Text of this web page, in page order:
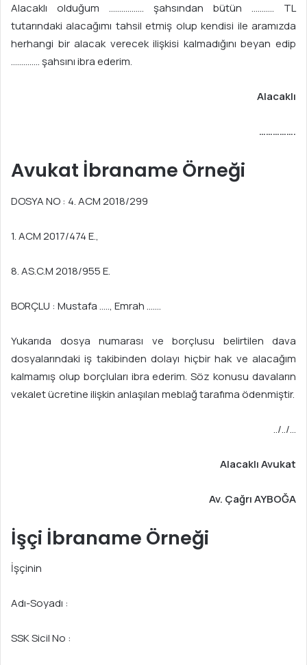
d
e
r
Alacaklı olduğum …………….. şahsından bütün ……….. TL
tutarındaki alacağımı tahsil etmiş olup kendisi ile aramızda
herhangi bir alacak verecek ilişkisi kalmadığını beyan edip
………….. şahsını ibra ederim.
Alacaklı
…………….
Avukat İbraname Örneği
DOSYA NO : 4. ACM 2018/299
1. ACM 2017/474 E.,
8. AS.C.M 2018/955 E.
BORÇLU : Mustafa ….., Emrah …….
Yukarıda dosya numarası ve borçlusu belirtilen dava
dosyalarındaki iş takibinden dolayı hiçbir hak ve alacağım
kalmamış olup borçluları ibra ederim. Söz konusu davaların
vekalet ücretine ilişkin anlaşılan meblağ tarafıma ödenmiştir.
../../…
Alacaklı Avukat
Av. Çağrı AYBOĞA
İşçi İbraname Örneği
İşçinin
Adı-Soyadı :
SSK Sicil No :